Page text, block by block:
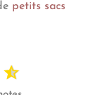
petits sacs